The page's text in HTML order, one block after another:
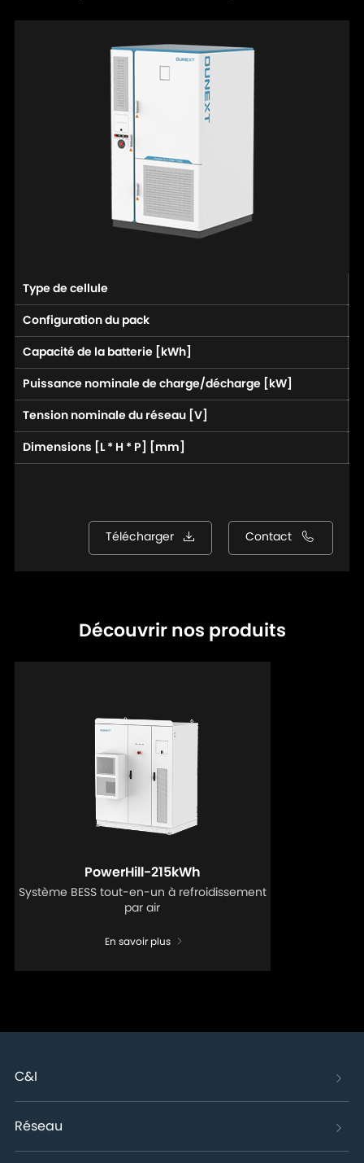
Type de cellule
Configuration du pack
Capacité de la batterie [kWh]
Puissance nominale de charge/décharge [kW]
Tension nominale du réseau [V]
Dimensions [L * H * P] [mm]
Télécharger Contact
Découvrir nos produits
PowerHill-215kWh
Système BESS tout-en-un à refroidissement
par air
En savoir plus
C&I
Réseau